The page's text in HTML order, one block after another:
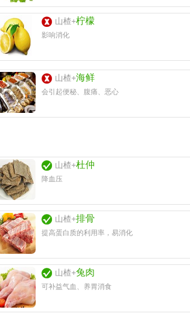
山楂+柠檬
影响消化
山楂+海鲜
会引起便秘、腹痛、恶心
山楂+杜仲
降血压
山楂+排骨
提高蛋白质的利用率，易消化
山楂+兔肉
可补益气血、养胃消食